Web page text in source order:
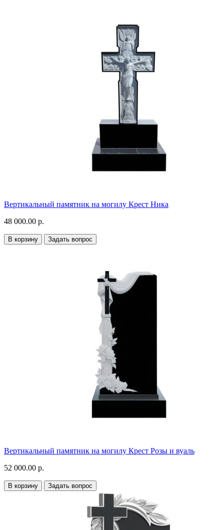
Вертикальный памятник на могилу Крест Ника
48 000.00 р.
В корзину Задать вопрос
Вертикальный памятник на могилу Крест Розы и вуаль
52 000.00 р.
В корзину Задать вопрос